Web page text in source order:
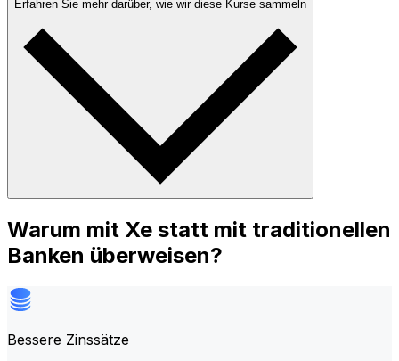
Erfahren Sie mehr darüber, wie wir diese Kurse sammeln
Warum mit Xe statt mit traditionellen
Banken überweisen?
Bessere Zinssätze